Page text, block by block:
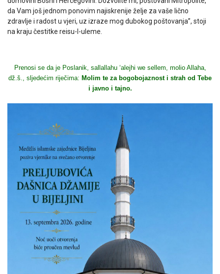
da Vam još jednom ponovim najiskrenije želje za vaše lično
zdravlje i radost u vjeri, uz izraze mog dubokog poštovanja”, stoji
na kraju čestitke reisu-l-uleme.
Prenosi se da je Poslanik, sallallahu ‘alejhi we sellem, molio Allaha,
dž.š., sljedećim riječima: Molim te za bogobojaznost i strah od Tebe
i javno i tajno.